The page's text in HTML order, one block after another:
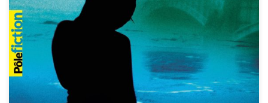
Une dictature, un village, et un orphelinat. La vie des enfants y est mise à
rude épreuve, mais 3 fois l’an, les orphelins peuvent sortir voir leur
« consoleuse ». A cette occasion, Milena et Helen rencontrent Milos et
Bartoloméo, et deux couples se forment. Milena et Bartoloméo en profitent
pour fuir […]